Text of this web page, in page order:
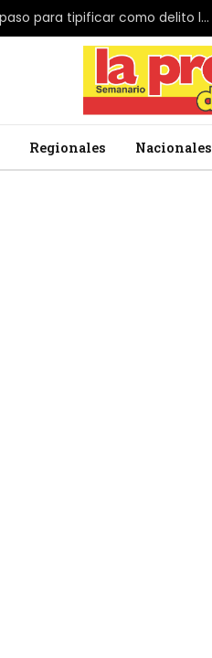
El Parlamento de Japón da el primer paso para tipificar como delito la profanación de la bandera nacional
Regionales Nacionales